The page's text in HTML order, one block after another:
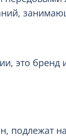
это бренд
подлежат